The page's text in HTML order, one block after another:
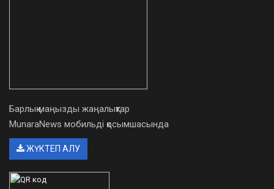
Барлық маңызды жаңалықтар
MunaraNews мобильді қосымшасында
ЖҮКТЕП АЛУ